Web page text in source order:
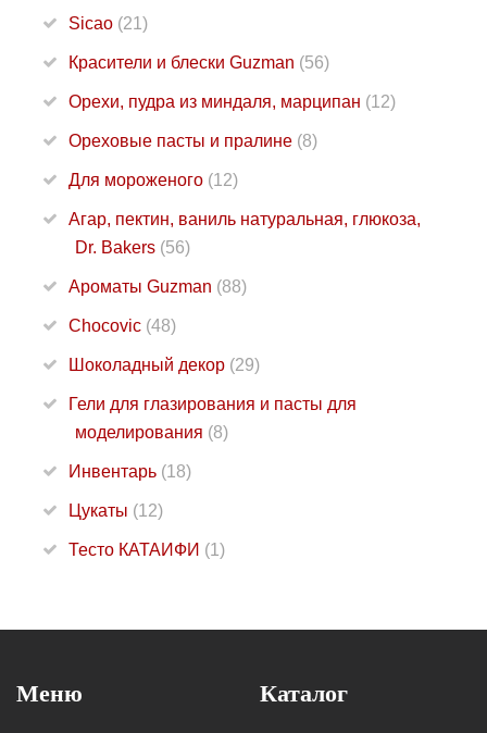
Sicao (21)
Красители и блески Guzman (56)
Орехи, пудра из миндаля, марципан (12)
Ореховые пасты и пралине (8)
Для мороженого (12)
Агар, пектин, ваниль натуральная, глюкоза,
Dr. Bakers (56)
Ароматы Guzman (88)
Chocovic (48)
Шоколадный декор (29)
Гели для глазирования и пасты для
моделирования (8)
Инвентарь (18)
Цукаты (12)
Тесто КАТАИФИ (1)
Меню Каталог